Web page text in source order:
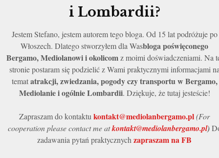
i Lombardii?
Jestem Stefano, jestem autorem tego bloga. Od 15 lat podróżuje po
Włoszech. Dlatego stworzyłem dla Wasbloga poświęconego
Bergamo, Mediolanowi i okolicomz moimi doświadczeniami. Na
stronie postaram się podzielić z Wami praktycznymi informacjami
tematatrakcji, zwiedzania, pogody czy transportu w Bergamo,
Mediolanie i ogólnie Lombardii. Dziękuje, że tutaj jesteście!
Zapraszam do kontaktu kontakt@mediolanbergamo.pl(For
cooperation please contact me atkontakt@mediolanbergamo.pl)
zadawania pytań praktycznych zapraszam na FB